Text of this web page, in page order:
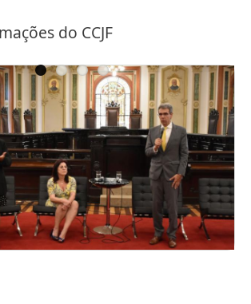
do CCJF
Galeria de imagens